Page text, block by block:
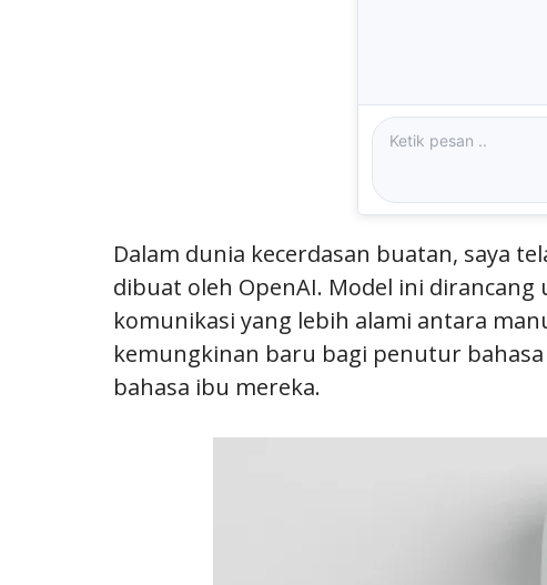
Dalam dunia kecerdasan buatan, saya
dibuat oleh OpenAI. Model ini
komunikasi yang lebih alami antara
kemungkinan baru bagi penutur
bahasa ibu mereka.